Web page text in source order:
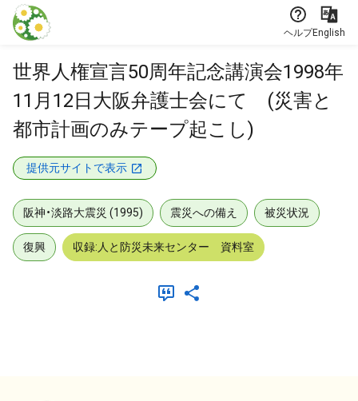
本文に飛ぶ
ヘルプEnglish
世界人権宣言50周年記念講演会1998年
11月12日大阪弁護士会にて (災害と
都市計画のみテープ起こし)
提供元サイトで表示
阪神・淡路大震災 (1995) 震災への備え 被災状況
復興 収録:人と防災未来センター 資料室